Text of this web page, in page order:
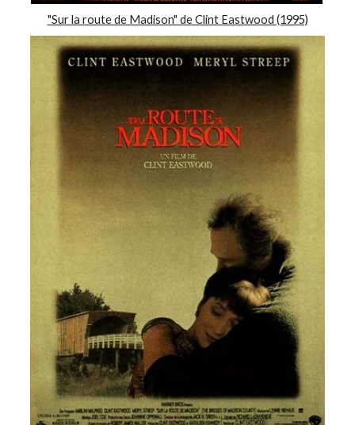
"Sur la route de Madison" de Clint Eastwood (1995)